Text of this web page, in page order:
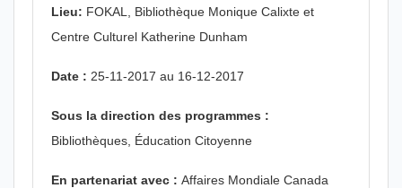
Lieu: FOKAL, Bibliothèque Monique Calixte et
Centre Culturel Katherine Dunham
Date : 25-11-2017 au 16-12-2017
Sous la direction des programmes :
Bibliothèques, Éducation Citoyenne
En partenariat avec : Affaires Mondiale Canada